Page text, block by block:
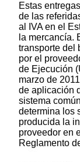
Estas
de las
al IVA en el
la mercancía.
transporte del
por el
de Ejecución
marzo de
de aplicación
sistema
determina los
producida la
proveedor en
Reglamento